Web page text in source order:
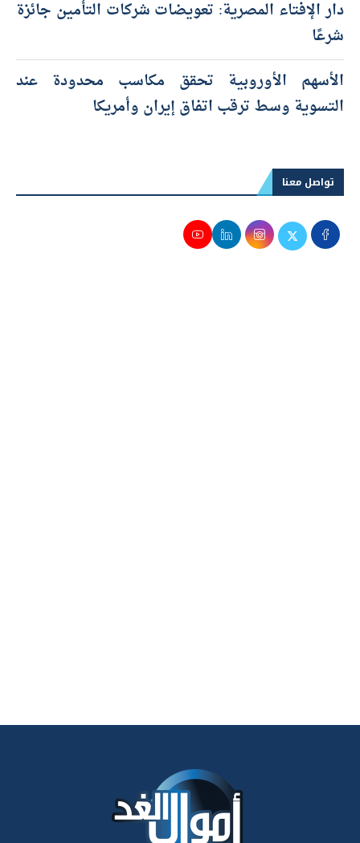
دار الإفتاء المصرية: تعويضات شركات التأمين جائزة
شرعًا
الأسهم الأوروبية تحقق مكاسب محدودة عند
التسوية وسط ترقب اتفاق إيران وأمريكا
تواصل معنا